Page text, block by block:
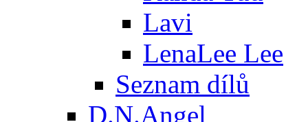
Lavi
LenaLee Lee
Seznam dílů
D.N.Angel